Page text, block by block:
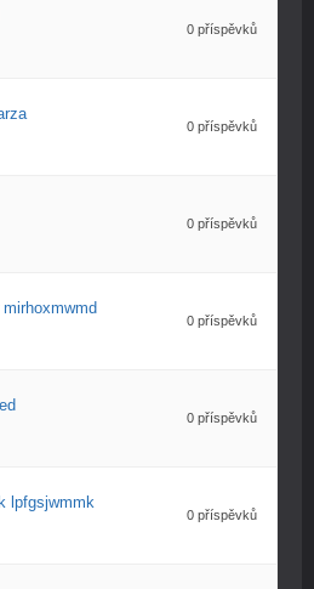
0 příspěvků
0 příspěvků
0 příspěvků
0 příspěvků
0 příspěvků
lpfgsjwmmk
0 příspěvků